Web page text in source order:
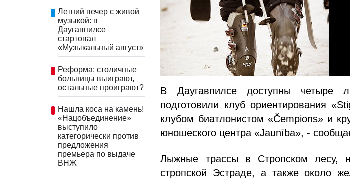
Летний вечер с живой
музыкой: в
Даугавпилсе
стартовал
«Музыкальный август»
Реформа: столичные
больницы выиграют,
остальные проиграют?
Нашла коса на камень!
«Нацобъединение»
выступило
категорически против
предложения
премьера по выдаче
ВНЖ
В Даугавпилсе доступны четыре
подготовили клуб ориентирования
клубом биатлонистом «Čempions» и
юношеского центра «Jaunība», -
Лыжные трассы в Стропском лесу,
стропской Эстраде, а также около